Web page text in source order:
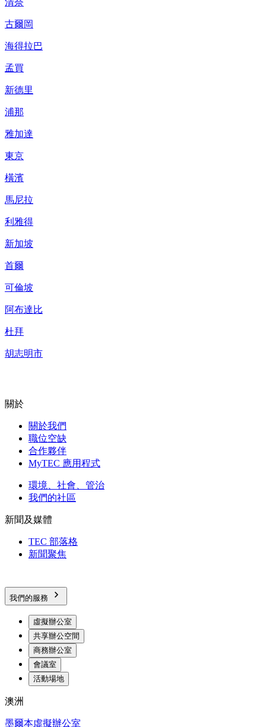
古爾岡
海得拉巴
孟買
新德里
浦那
雅加達
東京
橫濱
馬尼拉
利雅得
新加坡
首爾
可倫坡
阿布達比
杜拜
胡志明市
關於
關於我們
職位空缺
合作夥伴
MyTEC 應用程式
環境、社會、管治
我們的社區
新聞及媒體
TEC 部落格
新聞聚焦
我們的服務
虛擬辦公室
共享辦公空間
商務辦公室
會議室
活動場地
澳洲
墨爾本虛擬辦公室